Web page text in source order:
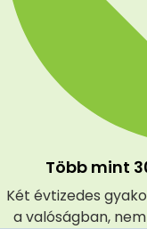
Több mint
Két évtizedes
a valóságban,